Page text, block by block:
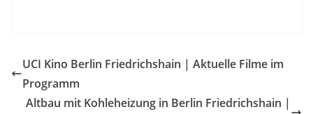
UCI Kino Berlin Friedrichshain | Aktuelle Filme im
Programm
Altbau mit Kohleheizung in Berlin Friedrichshain |